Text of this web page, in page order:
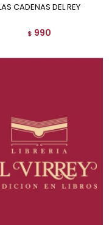
LAS CADENAS DEL REY
$ 990